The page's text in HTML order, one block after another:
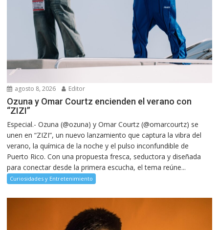
agosto 8, 2026 Editor
Ozuna y Omar Courtz encienden el verano con
“ZIZI”
Especial.- Ozuna (@ozuna) y Omar Courtz (@omarcourtz) se
unen en “ZIZI”, un nuevo lanzamiento que captura la vibra del
verano, la química de la noche y el pulso inconfundible de
Puerto Rico. Con una propuesta fresca, seductora y diseñada
para conectar desde la primera escucha, el tema reúne...
Curiosidades y Entretenimiento